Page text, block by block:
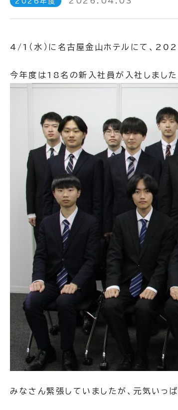
4/1（水）に名古屋金山ホテルにて、
今年度は18名の新入社員が入社しました
みなさん緊張していましたが、元気いっ